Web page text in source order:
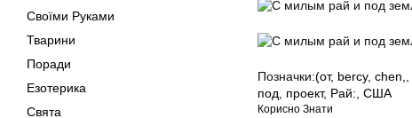
Своїми Руками
Тварини
Поради
Езотерика
Свята
Позначки:(от, bercy, chen,
под
проект, Рай: США
Корисно Знати